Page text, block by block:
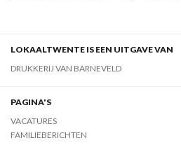
LOKAALTWENTE IS EEN UITGAVE VAN
DRUKKERIJ VAN BARNEVELD
PAGINA'S
VACATURES
FAMILIEBERICHTEN